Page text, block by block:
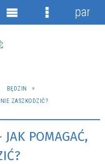
BĘDZIN
ZASZKODZIĆ?
POMAGAĆ,
Menu
Menu
panel